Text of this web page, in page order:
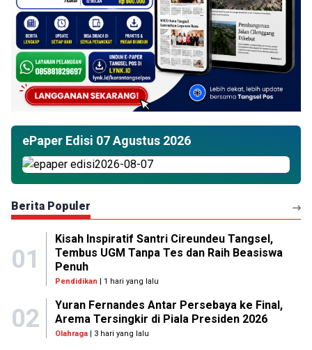
ePaper Edisi 07 Agustus 2026
Berita Populer
01
Kisah Inspiratif Santri Cireundeu Tangsel,
Tembus UGM Tanpa Tes dan Raih Beasiswa
Penuh
Pendidikan | 1 hari yang lalu
02
Yuran Fernandes Antar Persebaya ke Final,
Arema Tersingkir di Piala Presiden 2026
Olahraga| 3 hari yang lalu